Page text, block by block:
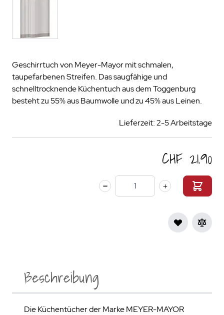
Geschirrtuch von Meyer-Mayor mit schmalen,
taupefarbenen Streifen. Das saugfähige und
schnelltrocknende Küchentuch aus dem Toggenburg
besteht zu 55% aus Baumwolle und zu 45% aus Leinen.
Lieferzeit: 2-5 Arbeitstage
CHF 21.90
Menge
Beschreibung
Die Küchentücher der Marke MEYER-MAYOR